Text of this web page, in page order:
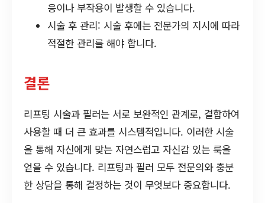
응이나 부작용이 발생할 수 있습니다.
시술 후 관리: 시술 후에는 전문가의 지시에 따라
적절한 관리를 해야 합니다.
결론
리프팅 시술과 필러는 서로 보완적인 관계로, 결합하여
사용할 때 더 큰 효과를 시스템적입니다. 이러한 시술
을 통해 자신에게 맞는 자연스럽고 자신감 있는 룩을
얻을 수 있습니다. 리프팅과 필러 모두 전문의와 충분
한 상담을 통해 결정하는 것이 무엇보다 중요합니다.